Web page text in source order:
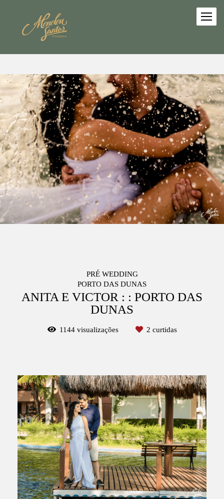
PRÉ WEDDING
PORTO DAS DUNAS
ANITA E VICTOR : : PORTO DAS
DUNAS
1144visualizações 2 curtidas